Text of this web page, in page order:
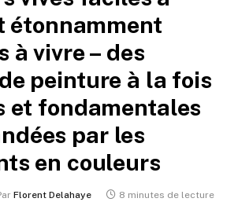
étonnamment
à vivre – des
peinture à la fois
et fondamentales
par les
en couleurs
Florent Delahaye 8 minutes de lecture